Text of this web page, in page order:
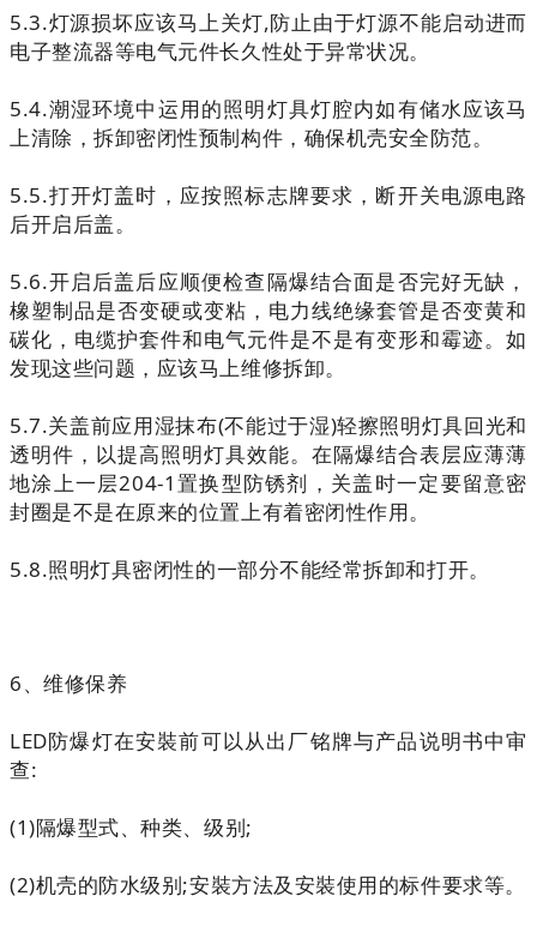
5.3.灯源损坏应该马上关灯,防止由于灯源不能启动进而
电子整流器等电气元件长久性处于异常状况。
5.4.潮湿环境中运用的照明灯具灯腔内如有储水应该马
上清除，拆卸密闭性预制构件，确保机壳安全防范。
5.5.打开灯盖时，应按照标志牌要求，断开关电源电路
后开启后盖。
5.6.开启后盖后应顺便检查隔爆结合面是否完好无缺，
橡塑制品是否变硬或变粘，电力线绝缘套管是否变黄和
碳化，电缆护套件和电气元件是不是有变形和霉迹。如
发现这些问题，应该马上维修拆卸。
5.7.关盖前应用湿抹布(不能过于湿)轻擦照明灯具回光和
透明件，以提高照明灯具效能。在隔爆结合表层应薄薄
地涂上一层204-1置换型防锈剂，关盖时一定要留意密
封圈是不是在原来的位置上有着密闭性作用。
5.8.照明灯具密闭性的一部分不能经常拆卸和打开。
6、维修保养
LED防爆灯在安裝前可以从出厂铭牌与产品说明书中审
查:
(1)隔爆型式、种类、级别;
(2)机壳的防水级别;安裝方法及安裝使用的标件要求等。